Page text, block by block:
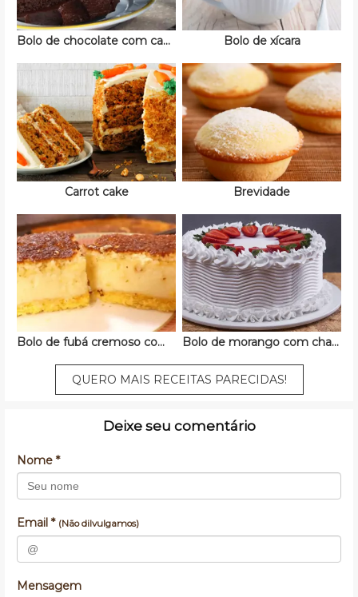
Bolo de chocolate com cacau Bolo de xícara
Carrot cake Brevidade
Bolo de fubá cremoso com queijo Bolo de morango com chantilly
QUERO MAIS RECEITAS PARECIDAS!
Deixe seu comentário
Nome *
Email * (Não dilvulgamos)
Mensagem